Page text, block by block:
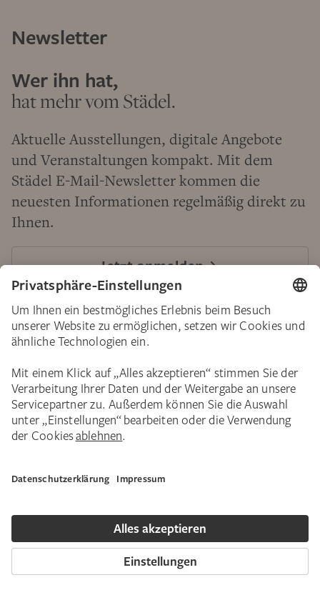
Newsletter
Wer ihn hat,
hat mehr vom Städel.
Aktuelle Ausstellungen, digitale Angebote
und Veranstaltungen kompakt. Mit dem
Städel E-Mail-Newsletter kommen die
neuesten Informationen regelmäßig direkt zu
Ihnen.
Jetzt anmelden
Themen